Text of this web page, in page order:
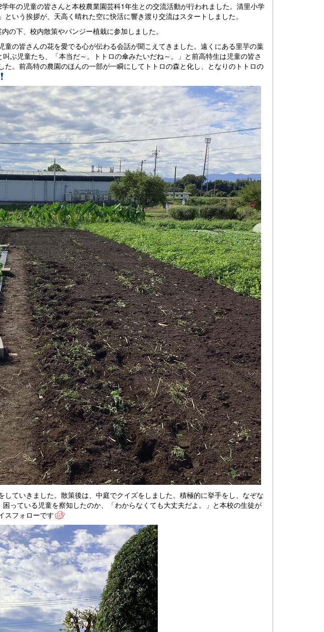
年の児童の皆さんと本校農業園芸科1年生との交流活動が行われました。清里小学
いう挨拶が、天高く晴れた空に快活に響き渡り交流はスタートしました。
の下、校内散策やパンジー植栽に参加しました。
の皆さんの花を愛でる心が伝わる会話が聞こえてきました。遠くにある里芋の葉
叫ぶ児童たち、「本当だ～。トトロの傘みたいだね～。」と前高特生は児童の皆さ
た。前高特の農園のほんの一部が一瞬にしてトトロの森と化し、となりのトトロの
ていきました。散策後は、中庭でクイズをしました。積極的に挙手をし、なぞな
っている児童を察知したのか、「わからなくても大丈夫だよ。」と本校の生徒が
スフォローです